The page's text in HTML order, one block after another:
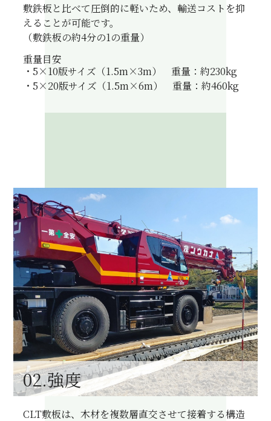
敷鉄板と比べて圧倒的に軽いため、輸送コストを抑
えることが可能です。
（敷鉄板の約4分の1の重量）
重量目安
・5×10版サイズ（1.5m×3m） 重量：約230kg
・5×20版サイズ（1.5m×6m） 重量：約460kg
02.強度
CLT敷板は、木材を複数層直交させて接着する構造